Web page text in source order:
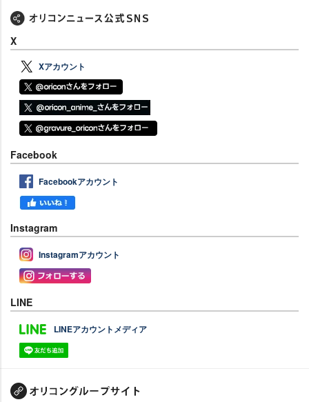
X
Xアカウント
Facebook
Facebookアカウント
Instagram
Instagramアカウント
LINE
LINEアカウントメディア